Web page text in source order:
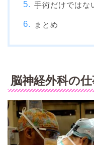
手術だけではな
まとめ
脳神経外科の